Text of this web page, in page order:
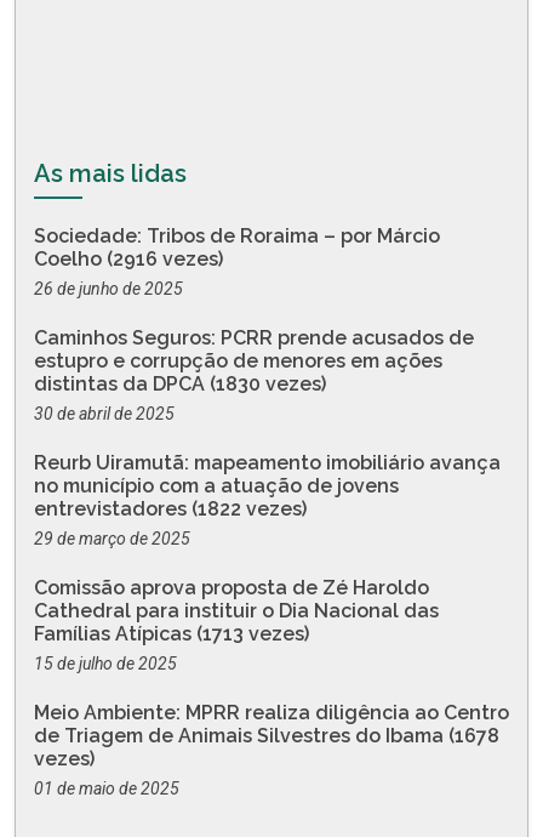
As mais lidas
Sociedade: Tribos de Roraima – por Márcio
Coelho (2916 vezes)
26 de junho de 2025
Caminhos Seguros: PCRR prende acusados de
estupro e corrupção de menores em ações
distintas da DPCA (1830 vezes)
30 de abril de 2025
Reurb Uiramutã: mapeamento imobiliário avança
no município com a atuação de jovens
entrevistadores (1822 vezes)
29 de março de 2025
Comissão aprova proposta de Zé Haroldo
Cathedral para instituir o Dia Nacional das
Famílias Atípicas (1713 vezes)
15 de julho de 2025
Meio Ambiente: MPRR realiza diligência ao Centro
de Triagem de Animais Silvestres do Ibama (1678
vezes)
01 de maio de 2025